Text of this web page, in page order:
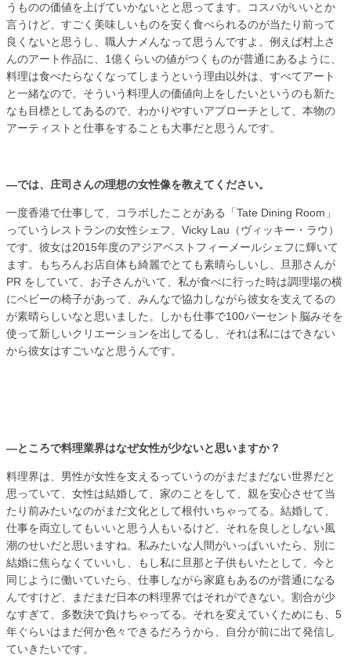
うものの価値を上げていかないとと思ってます。コスパがいいとか
言うけど、すごく美味しいものを安く食べられるのが当たり前って
良くないと思うし、職人ナメんなって思うんですよ。例えば村上さ
んのアート作品に、1億くらいの値がつくものが普通にあるように、
料理は食べたらなくなってしまうという理由以外は、すべてアート
と一緒なので。そういう料理人の価値向上をしたいというのも新た
なも目標としてあるので、わかりやすいアプローチとして、本物の
アーティストと仕事をすることも大事だと思うんです。
―では、庄司さんの理想の女性像を教えてください。
一度香港で仕事して、コラボしたことがある「Tate Dining Room」
っていうレストランの女性シェフ、Vicky Lau（ヴィッキー・ラウ）
です。彼女は2015年度のアジアベストフィーメールシェフに輝いて
ます。もちろんお店自体も綺麗でとても素晴らしいし、旦那さんが
PR をしていて、お子さんがいて、私が食べに行った時は調理場の横
にベビーの椅子があって、みんなで協力しながら彼女を支えてるの
が素晴らしいなと思いました。しかも仕事で100パーセント脳みそを
使って新しいクリエーションを出してるし、それは私にはできない
から彼女はすごいなと思うんです。
―ところで料理業界はなぜ女性が少ないと思いますか？
料理界は、男性が女性を支えるっていうのがまだまだない世界だと
思っていて、女性は結婚して、家のことをして、親を安心させて当
たり前みたいなのがまだ文化として根付いちゃってる。結婚して、
仕事を両立してもいいと思う人もいるけど、それを良しとしない風
潮のせいだと思いますね。私みたいな人間がいっぱいいたら、別に
結婚に焦らなくていいし、もし私に旦那と子供もいたとして、今と
同じように働いていたら、仕事しながら家庭もあるのが普通になる
んですけど、まだまだ日本の料理界ではそれができない。割合が少
なすぎて、多数決で負けちゃってる。それを変えていくためにも、5
年ぐらいはまだ何か色々できるだろうから、自分が前に出て発信し
ていきたいです。